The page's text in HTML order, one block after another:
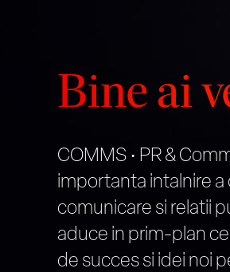
Bine ai
COMMS • PR &
importanta intalnire
comunicare si relatii
aduce in prim-plan
de succes si idei noi